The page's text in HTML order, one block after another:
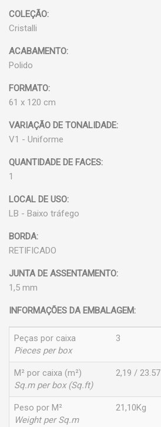
COLEÇÃO:
Cristalli
ACABAMENTO:
Polido
FORMATO:
61 x 120 cm
VARIAÇÃO DE TONALIDADE:
V1 - Uniforme
QUANTIDADE DE FACES:
1
LOCAL DE USO:
LB - Baixo tráfego
BORDA:
RETIFICADO
JUNTA DE ASSENTAMENTO:
1,5 mm
INFORMAÇÕES DA EMBALAGEM:
Peças por caixa
Pieces per box
3
M² por caixa (m²)
Sq.m per box (Sq.ft)
2,19 / 23.57
Peso por M²
Weight per Sq.m
21,10Kg